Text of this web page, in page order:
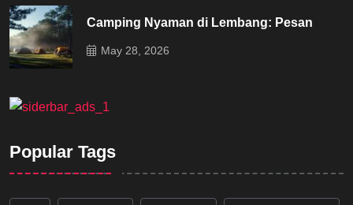
Camping Nyaman di Lembang: Pesan
May 28, 2026
Popular Tags